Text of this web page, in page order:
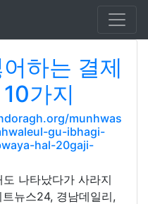
하는 결제
가지
munhwas
gu-ibhagi-
hal-20gaji-
나타났다가 사라지
뉴스24, 경남데일리,